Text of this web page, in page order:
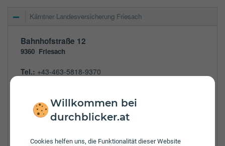
Willkommen bei
durchblicker.at
Cookies helfen uns, die Funktionalität dieser Website
Kärntner Landesversicherung Friesach
Bahnhofstraße 12
9360 Friesach
Tel.: +43-463-5818-9370
Öffnungszeiten:
8:00 - 12:00 Uhr
8:00 - 12:00 Uhr